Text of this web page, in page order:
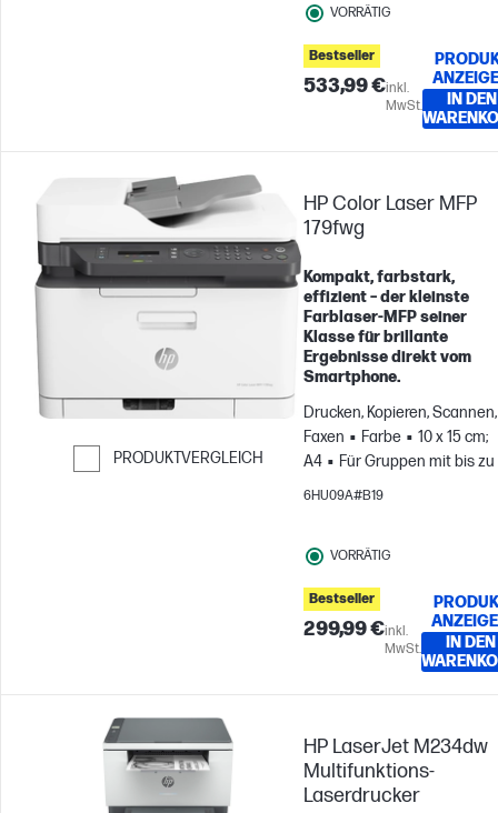
VORRÄTIG
Bestseller
533,99 €inkl.
MwSt.
IN DEN
PRODUKTVERGLEICH
Weiter zum Vergleichen
HP Color Laser MFP
179fwg
Kompakt, farbstark,
effizient – der kleinste
Farblaser-MFP seiner
Klasse für brillante
Ergebnisse direkt vom
Smartphone.
Drucken, Kopieren, Scannen,
Faxen
Farbe
10 x 15 cm;
A4
Für Gruppen mit bis zu
Benutzern; Druckt bis zu
6HU09A#B19
VORRÄTIG
Bestseller
299,99 €inkl.
MwSt.
IN DEN
HP LaserJet M234dw
Multifunktions-
Laserdrucker